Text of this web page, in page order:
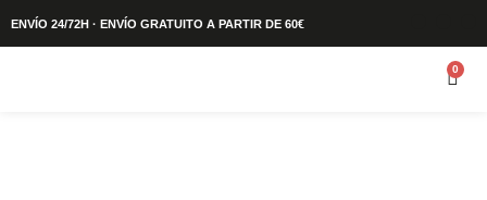
ENVÍO 24/72H · ENVÍO GRATUITO A PARTIR DE 60€
0